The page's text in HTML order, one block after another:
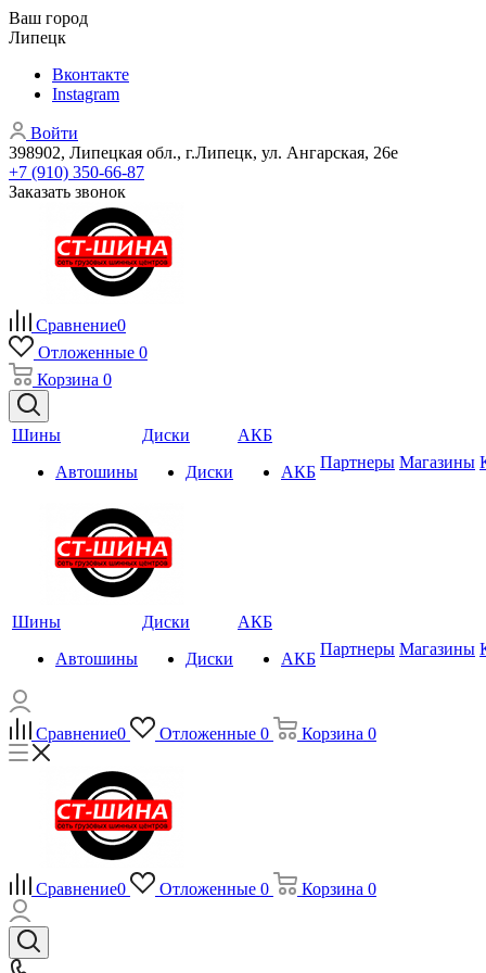
Ваш город
Липецк
Вконтакте
Instagram
Войти
398902, Липецкая обл., г.Липецк, ул. Ангарская, 26е
+7 (910) 350-66-87
Заказать звонок
Сравнение0
Отложенные 0
Корзина 0
Шины
Автошины
Диски
Диски
АКБ
АКБ
Партнеры Магазины
Шины
Автошины
Диски
Диски
АКБ
АКБ
Партнеры Магазины
Сравнение0 Отложенные 0 Корзина 0
Сравнение0 Отложенные 0 Корзина 0